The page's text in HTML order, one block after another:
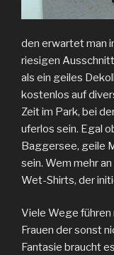
den erwartet man
riesigen
als ein geiles
kostenlos auf
Zeit im Park, bei
uferlos sein. Egal
Baggersee, geile
sein. Wem mehr
Wet-Shirts, der
Viele Wege führen
Frauen der sonst
Fantasie braucht